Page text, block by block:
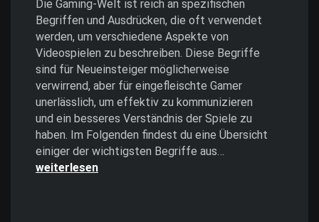
Die Gaming-Welt ist reich an spezifischen
Begriffen und Ausdrücken, die oft verwendet
werden, um verschiedene Aspekte von
Videospielen zu beschreiben. Diese Begriffe
sind für Neueinsteiger möglicherweise
verwirrend, aber für eingefleischte Gamer
unerlässlich, um effektiv zu kommunizieren
und ein besseres Verständnis der Spiele zu
haben. Im Folgenden findest du eine Übersicht
einiger der wichtigsten Begriffe aus…
weiterlesen